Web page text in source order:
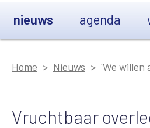
nieuws agenda
Home Nieuws 'We willen
Vruchtbaar